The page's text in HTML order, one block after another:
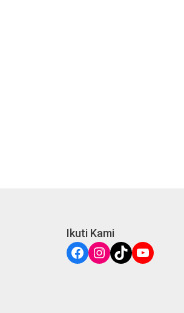
Ikuti Kami
Facebook
Instagram
TikTokYouTube